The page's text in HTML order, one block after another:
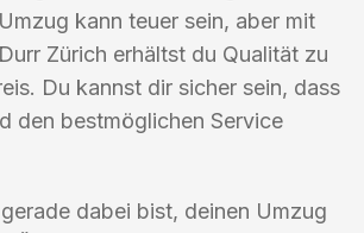
kann teuer sein, aber mit
Zürich erhältst du Qualität zu
Du kannst dir sicher sein, dass
den bestmöglichen Service
dabei bist, deinen Umzug